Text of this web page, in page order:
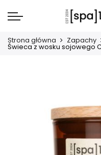
Strona główna Zapachy
Świeca z wosku sojowego